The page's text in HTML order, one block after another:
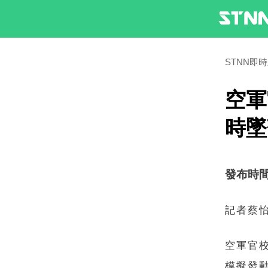
STNN即
空
時
發布時
記者蔡
空軍官